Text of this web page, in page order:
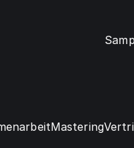
Mastering